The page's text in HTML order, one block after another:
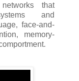
that
and
face-and-
memory-